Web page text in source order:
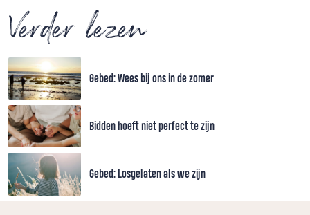
Verder lezen
Gebed: Wees bij ons in de zomer
Bidden hoeft niet perfect te zijn
Gebed: Losgelaten als we zijn